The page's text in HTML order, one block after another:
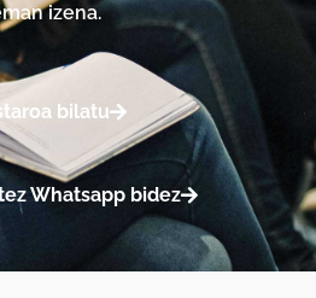
izena.
bilatu
Whatsapp bidez